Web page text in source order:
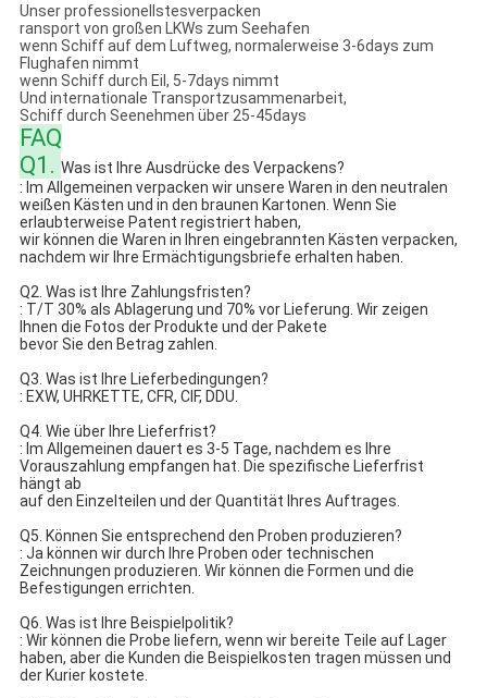
Unser professionellstesverpacken
ransport von großen LKWs zum Seehafen
wenn Schiff auf dem Luftweg, normalerweise 3-6days zum
Flughafen nimmt
wenn Schiff durch Eil, 5-7days nimmt
Und internationale Transportzusammenarbeit,
Schiff durch Seenehmen über 25-45days
FAQ
Q1. Was ist Ihre Ausdrücke des Verpackens?
: Im Allgemeinen verpacken wir unsere Waren in den neutralen
weißen Kästen und in den braunen Kartonen. Wenn Sie
erlaubterweise Patent registriert haben,
wir können die Waren in Ihren eingebrannten Kästen verpacken,
nachdem wir Ihre Ermächtigungsbriefe erhalten haben.
Q2. Was ist Ihre Zahlungsfristen?
: T/T 30% als Ablagerung und 70% vor Lieferung. Wir zeigen
Ihnen die Fotos der Produkte und der Pakete
bevor Sie den Betrag zahlen.
Q3. Was ist Ihre Lieferbedingungen?
: EXW, UHRKETTE, CFR, CIF, DDU.
Q4. Wie über Ihre Lieferfrist?
: Im Allgemeinen dauert es 3-5 Tage, nachdem es Ihre
Vorauszahlung empfangen hat. Die spezifische Lieferfrist
hängt ab
auf den Einzelteilen und der Quantität Ihres Auftrages.
Q5. Können Sie entsprechend den Proben produzieren?
: Ja können wir durch Ihre Proben oder technischen
Zeichnungen produzieren. Wir können die Formen und die
Befestigungen errichten.
Q6. Was ist Ihre Beispielpolitik?
: Wir können die Probe liefern, wenn wir bereite Teile auf Lager
haben, aber die Kunden die Beispielkosten tragen müssen und
der Kurier kostete.